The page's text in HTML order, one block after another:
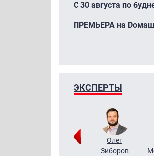
С 30 августа по
ПРЕМЬЕРА на
ЭКСПЕРТЫ
Григорий
Олег
Зиборов